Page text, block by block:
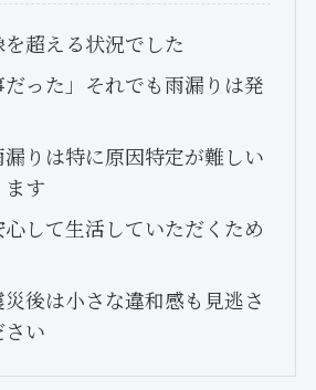
超える状況でした
だった」それでも雨漏りは発
りは特に原因特定が難しい
ます
して生活していただくため
後は小さな違和感も見逃さ
い